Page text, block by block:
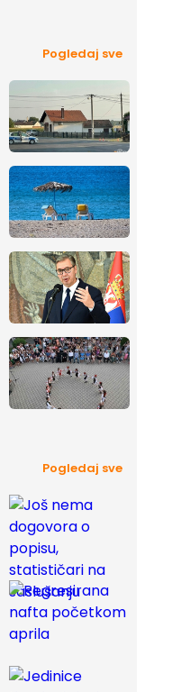
Pogledaj sve
Pogledaj sve